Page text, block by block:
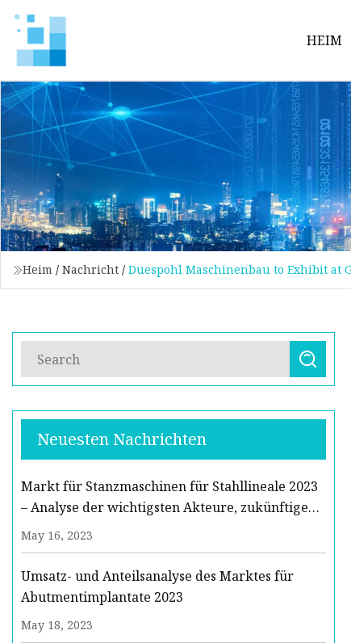
HEIM
Heim / Nachricht / Duespohl Maschinenbau to Exhibit at
Neuesten Nachrichten
Markt für Stanzmaschinen für Stahllineale 2023
– Analyse der wichtigsten Akteure, zukünftige
Trends und Prognose 2029
May 16, 2023
Umsatz- und Anteilsanalyse des Marktes für
Abutmentimplantate 2023
May 18, 2023